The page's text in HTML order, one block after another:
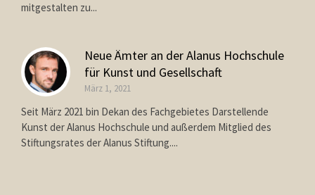
mitgestalten zu...
Neue Ämter an der Alanus Hochschule
für Kunst und Gesellschaft
März 1, 2021
Seit März 2021 bin Dekan des Fachgebietes Darstellende
Kunst der Alanus Hochschule und außerdem Mitglied des
Stiftungsrates der Alanus Stiftung....